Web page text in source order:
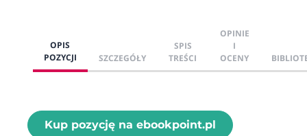
OPIS
POZYCJI
SZCZEGÓŁY
SPIS
TREŚCI
OPINIE
I
OCENY
Kup pozycję na ebookpoint.pl